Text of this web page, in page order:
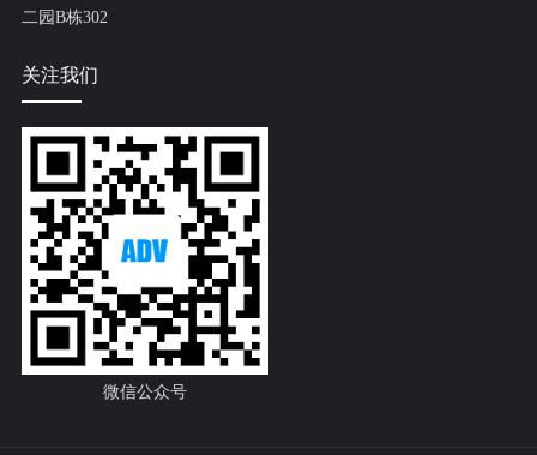
二园B栋302
关注我们
微信公众号